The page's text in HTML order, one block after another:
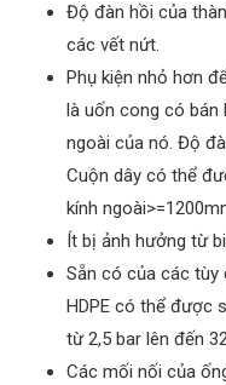
Độ đàn hồi của
các vết nứt.
Phụ kiện nhỏ hơn
là uốn cong có bán
ngoài của nó. Độ
Cuộn dây có thể
kính
Ít bị ảnh hưởng từ
Sẵn có của các tùy
HDPE có thể được
từ 2,5 bar lên đến
Các mối nối của